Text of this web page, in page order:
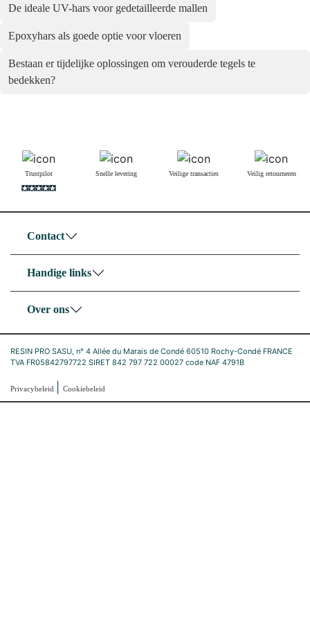
De ideale UV-hars voor gedetailleerde mallen
Epoxyhars als goede optie voor vloeren
Bestaan er tijdelijke oplossingen om verouderde tegels te
bedekken?
Trustpilot Snelle levering Veilige transacties Veilig retourneren
Contact
Handige links
Over ons
RESIN PRO SASU, n° 4 Allée du Marais de Condé 60510 Rochy-Condé FRANCE
TVA FR05842797722 SIRET 842 797 722 00027 code NAF 4791B
Privacybeleid Cookiebeleid